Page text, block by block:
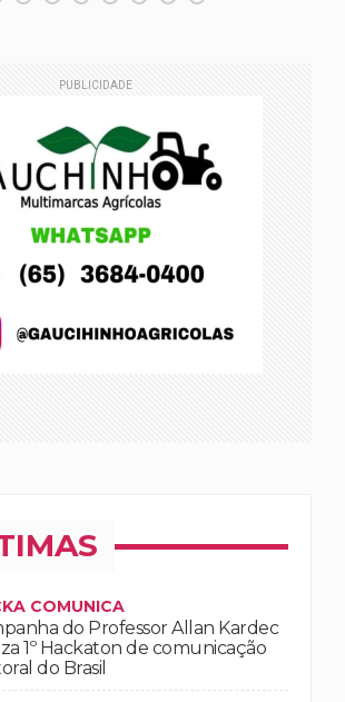
PUBLICIDADE
COMUNICA
do Professor Allan Kardec
1º Hackaton de comunicação
do Brasil